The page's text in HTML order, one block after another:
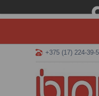
+375 (17) 224-39-